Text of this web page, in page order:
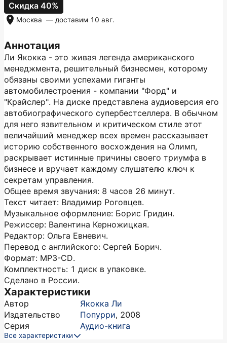
Аннотация
Ли Якокка - это живая легенда американского
менеджмента, решительный бизнесмен, которому
обязаны своими успехами гиганты
автомобилестроения - компании "Форд" и
"Крайслер". На диске представлена аудиоверсия его
автобиографического супербестселлера. В обычном
для него язвительном и критическом стиле этот
величайший менеджер всех времен рассказывает
историю собственного восхождения на Олимп,
раскрывает истинные причины своего триумфа в
бизнесе и вручает каждому слушателю ключ к
секретам управления.
Общее время звучания: 8 часов 26 минут.
Текст читает: Владимир Роговцев.
Музыкальное оформление: Борис Гридин.
Режиссер: Валентина Керножицкая.
Редактор: Ольга Евневич.
Перевод с английского: Сергей Борич.
Формат: MP3-CD.
Комплектность: 1 диск в упаковке.
Сделано в России.
Характеристики
Автор
Якокка Ли
Издательство
Попурри, 2008
Серия
Аудио-книга
Все характеристики
Скидка 40%
Москва — доставим 10 авг.